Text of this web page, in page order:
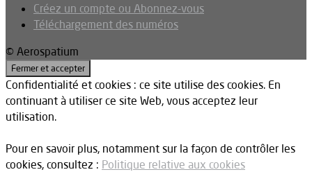
Créez un compte ou Abonnez-vous
Téléchargement des numéros
© Aerospatium
Confidentialité et cookies : ce site utilise des cookies. En
continuant à utiliser ce site Web, vous acceptez leur
utilisation.
Pour en savoir plus, notamment sur la façon de contrôler les
cookies, consultez : Politique relative aux cookies